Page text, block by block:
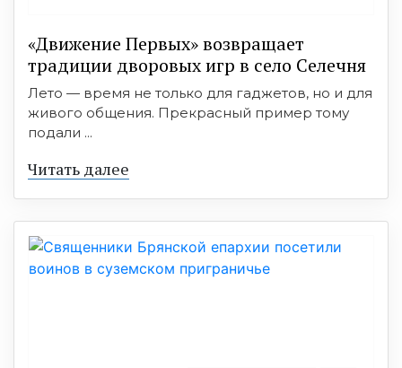
«Движение Первых» возвращает
традиции дворовых игр в село Селечня
Лето — время не только для гаджетов, но и для
живого общения. Прекрасный пример тому
подали ...
Читать далее